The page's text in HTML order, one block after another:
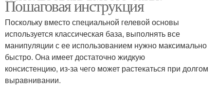
Пошаговая инструкция
Поскольку вместо специальной гелевой основы
используется классическая база, выполнять все
манипуляции с ее использованием нужно максимально
быстро. Она имеет достаточно жидкую
консистенцию, из-за чего может растекаться при долгом
выравнивании.